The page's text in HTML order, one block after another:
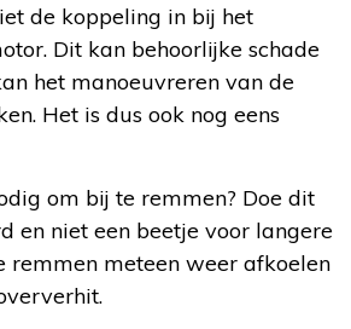
de koppeling in bij het
Dit kan behoorlijke schade
het manoeuvreren van de
Het is dus ook nog eens
om bij te remmen? Doe dit
en niet een beetje voor langere
remmen meteen weer afkoelen